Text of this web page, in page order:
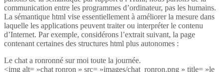
communication entre les programmes d’ordinateur, pas les humains.
La sémantique html vise essentiellement à améliorer la mesure dans
laquelle les applications peuvent traiter ou interpréter le contenu
d’Internet. Par exemple, considérons l’extrait suivant, la page
contenant certaines des structures html plus autonomes :
Le chat a ronronné sur moi toute la journée.
<img alt= »chat ronron » src= »images/chat_ronron.png » title= »le